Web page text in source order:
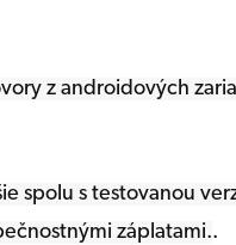
z androidových
spolu s testovanou
záplatami..